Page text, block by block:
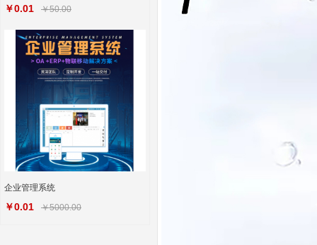
￥0.01 ￥50.00
企业管理系统
￥0.01 ￥5000.00